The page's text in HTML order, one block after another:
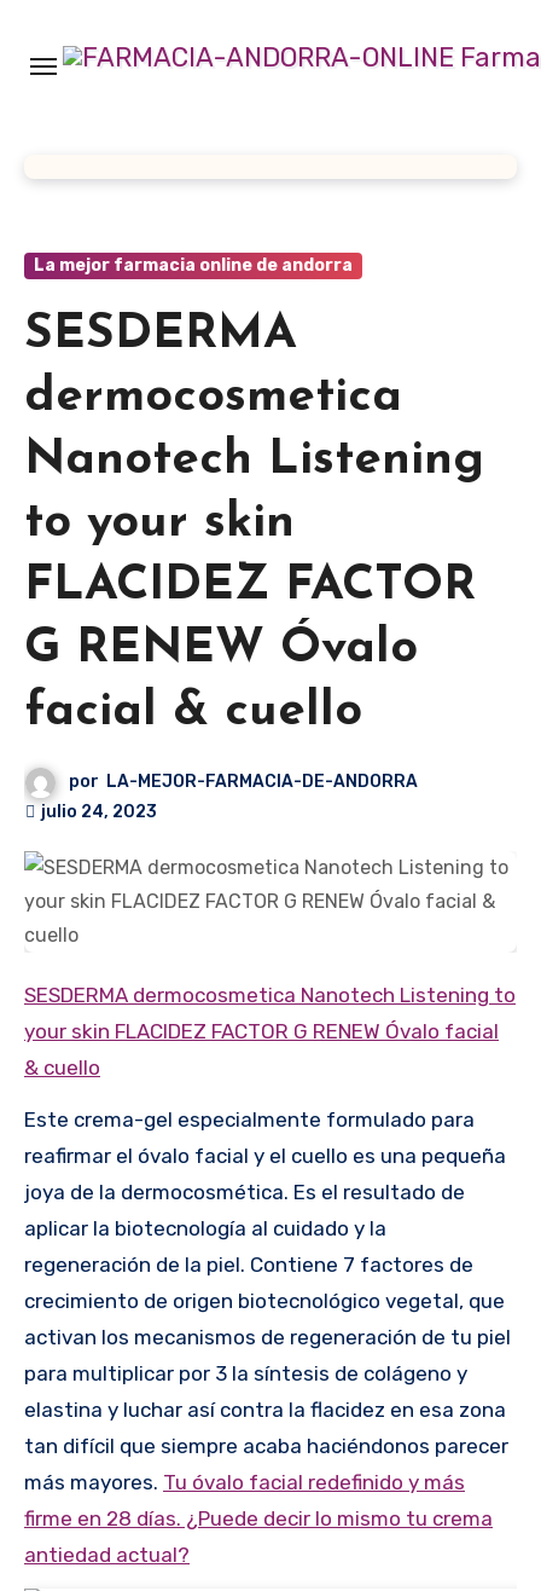
contenido
La mejor farmacia online de andorra
SESDERMA
dermocosmetica
Nanotech Listening
to your skin
FLACIDEZ FACTOR
G RENEW Óvalo
facial & cuello
por LA-MEJOR-FARMACIA-DE-ANDORRA
julio 24, 2023
SESDERMA dermocosmetica Nanotech Listening to
your skin FLACIDEZ FACTOR G RENEW Óvalo facial
& cuello
Este crema-gel especialmente formulado para
reafirmar el óvalo facial y el cuello es una pequeña
joya de la dermocosmética. Es el resultado de
aplicar la biotecnología al cuidado y la
regeneración de la piel. Contiene 7 factores de
crecimiento de origen biotecnológico vegetal, que
activan los mecanismos de regeneración de tu piel
para multiplicar por 3 la síntesis de colágeno y
elastina y luchar así contra la flacidez en esa zona
tan difícil que siempre acaba haciéndonos parecer
más mayores. Tu óvalo facial redefinido y más
firme en 28 días. ¿Puede decir lo mismo tu crema
antiedad actual?